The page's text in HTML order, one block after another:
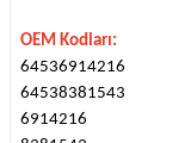
OEM Kodları:
64536914216
64538381543
6914216